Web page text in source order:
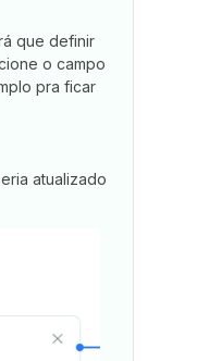
que definir
o campo
pra ficar
atualizado